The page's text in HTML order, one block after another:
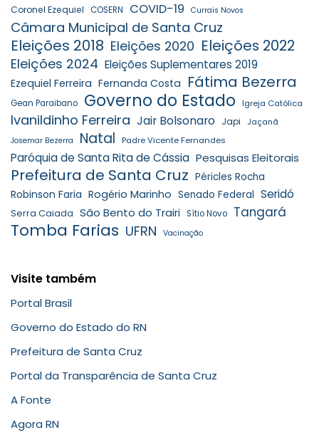
Coronel Ezequiel COSERN COVID-19 Currais Novos
Câmara Municipal de Santa Cruz
Eleições 2018 Eleições 2020 Eleições 2022
Eleições 2024 Eleições Suplementares 2019
Ezequiel Ferreira Fernanda Costa Fátima Bezerra
Gean Paraibano Governo do Estado Igreja Católica
Ivanildinho Ferreira Jair Bolsonaro Japi Jaçanã
Josemar Bezerra Natal Padre Vicente Fernandes
Paróquia de Santa Rita de Cássia Pesquisas Eleitorais
Prefeitura de Santa Cruz Péricles Rocha
Robinson Faria Rogério Marinho Senado Federal Seridó
Serra Caiada São Bento do Trairi Sítio Novo Tangará
Tomba Farias UFRN Vacinação
Visite também
Portal Brasil
Governo do Estado do RN
Prefeitura de Santa Cruz
Portal da Transparência de Santa Cruz
A Fonte
Agora RN